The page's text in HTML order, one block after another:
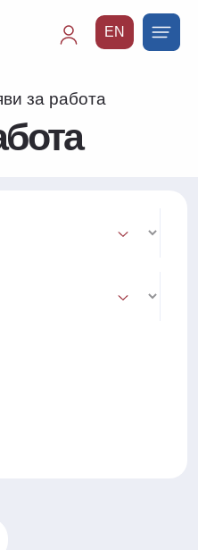
EN
за работа